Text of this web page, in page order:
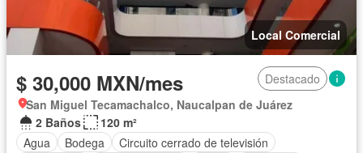
Local Comercial
$ 30,000 MXN/mes
Destacado
San Miguel Tecamachalco, Naucalpan de Juárez
2 Baños
120 m²
Agua
Bodega
Circuito cerrado de televisión